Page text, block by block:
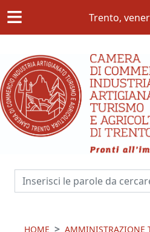
≡ Trento,
HOME
AMMINISTRAZIONE